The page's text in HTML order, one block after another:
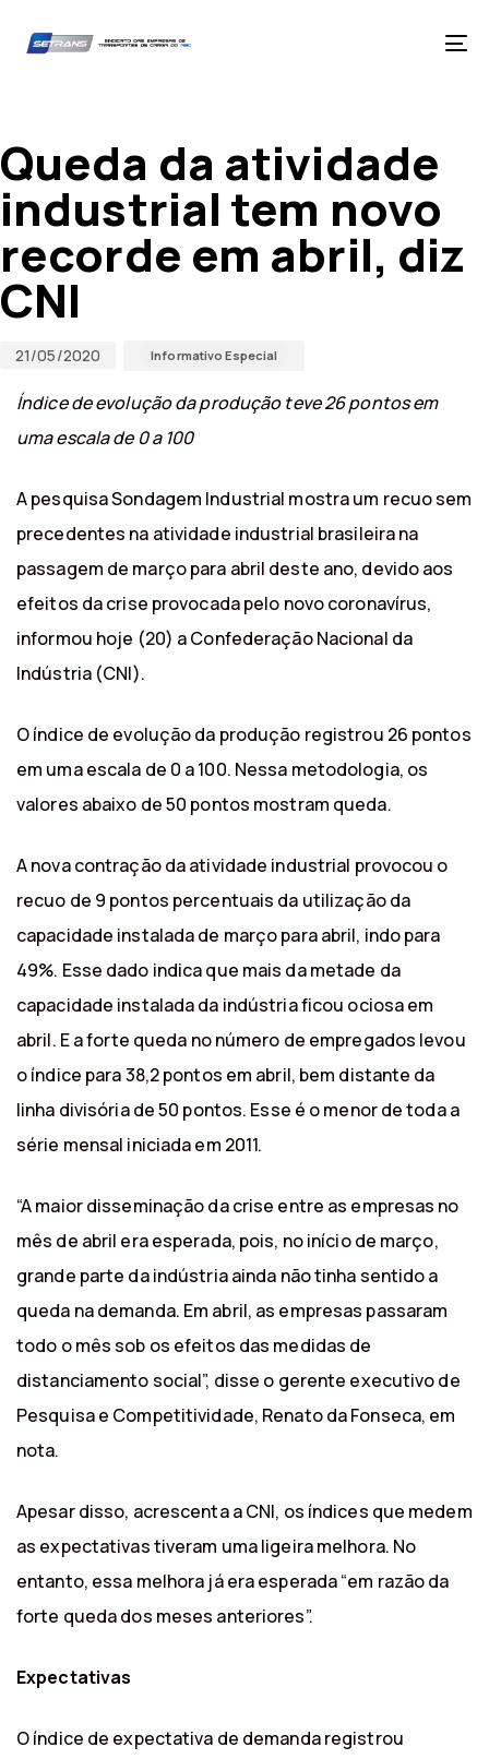
primary
Queda da atividade
industrial tem novo
recorde em abril, diz
CNI
21/05/2020 Informativo Especial
Índice de evolução da produção teve 26 pontos em
uma escala de 0 a 100
A pesquisa Sondagem Industrial mostra um recuo sem
precedentes na atividade industrial brasileira na
passagem de março para abril deste ano, devido aos
efeitos da crise provocada pelo novo coronavírus,
informou hoje (20) a Confederação Nacional da
Indústria (CNI).
O índice de evolução da produção registrou 26 pontos
em uma escala de 0 a 100. Nessa metodologia, os
valores abaixo de 50 pontos mostram queda.
A nova contração da atividade industrial provocou o
recuo de 9 pontos percentuais da utilização da
capacidade instalada de março para abril, indo para
49%. Esse dado indica que mais da metade da
capacidade instalada da indústria ficou ociosa em
abril. E a forte queda no número de empregados levou
o índice para 38,2 pontos em abril, bem distante da
linha divisória de 50 pontos. Esse é o menor de toda a
série mensal iniciada em 2011.
“A maior disseminação da crise entre as empresas no
mês de abril era esperada, pois, no início de março,
grande parte da indústria ainda não tinha sentido a
queda na demanda. Em abril, as empresas passaram
todo o mês sob os efeitos das medidas de
distanciamento social”, disse o gerente executivo de
Pesquisa e Competitividade, Renato da Fonseca, em
nota.
Apesar disso, acrescenta a CNI, os índices que medem
as expectativas tiveram uma ligeira melhora. No
entanto, essa melhora já era esperada “em razão da
forte queda dos meses anteriores”.
Expectativas
O índice de expectativa de demanda registrou